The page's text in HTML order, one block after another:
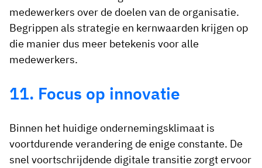
medewerkers over de doelen van de organisatie.
Begrippen als strategie en kernwaarden krijgen op
die manier dus meer betekenis voor alle
medewerkers.
11. Focus op innovatie
Binnen het huidige ondernemingsklimaat is
voortdurende verandering de enige constante. De
snel voortschrijdende digitale transitie zorgt ervoor